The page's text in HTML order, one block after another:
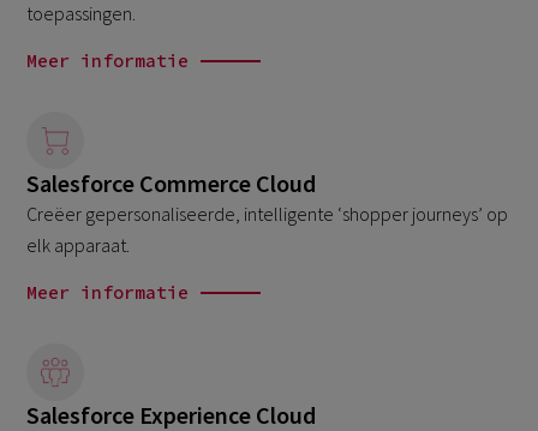
toepassingen.
Meer informatie
Salesforce Commerce Cloud
Creëer gepersonaliseerde, intelligente ‘shopper journeys’ op
elk apparaat.
Meer informatie
Salesforce Experience Cloud